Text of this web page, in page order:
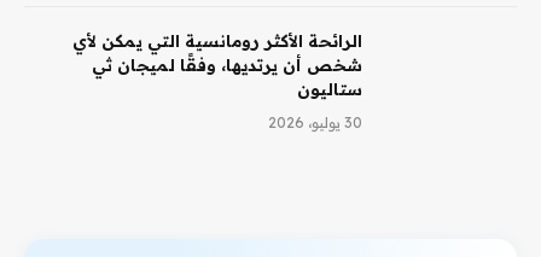
الرائحة الأكثر رومانسية التي يمكن لأي
شخص أن يرتديها، وفقًا لميجان ثي
ستاليون
30 يوليو، 2026